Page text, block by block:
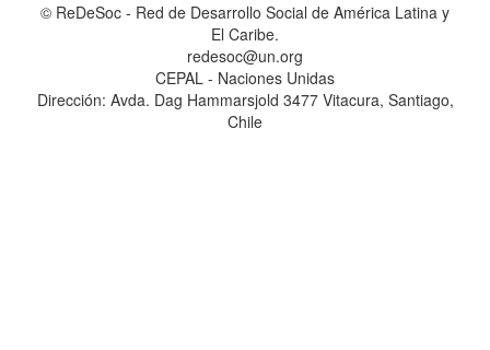
© ReDeSoc - Red de Desarrollo Social de América Latina y
El Caribe.
redesoc@un.org
CEPAL - Naciones Unidas
Dirección: Avda. Dag Hammarsjold 3477 Vitacura, Santiago,
Chile